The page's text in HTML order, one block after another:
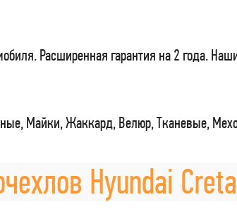
Расширенная гарантия на 2 года.
Майки, Жаккард, Велюр, Тканевые,
Hyundai